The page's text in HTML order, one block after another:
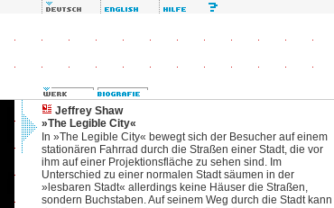
Jeffrey Shaw
»The Legible City«
In »The Legible City« bewegt sich der Besucher auf einem
stationären Fahrrad durch die Straßen einer Stadt, die vor
ihm auf einer Projektionsfläche zu sehen sind. Im
Unterschied zu einer normalen Stadt säumen in der
»lesbaren Stadt« allerdings keine Häuser die Straßen,
sondern Buchstaben. Auf seinem Weg durch die Stadt kann